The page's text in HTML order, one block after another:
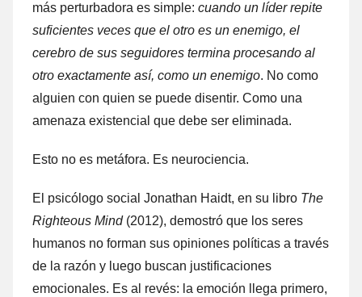
más perturbadora es simple: cuando un líder repite
suficientes veces que el otro es un enemigo, el
cerebro de sus seguidores termina procesando al
otro exactamente así, como un enemigo. No como
alguien con quien se puede disentir. Como una
amenaza existencial que debe ser eliminada.
Esto no es metáfora. Es neurociencia.
El psicólogo social Jonathan Haidt, en su libro The
Righteous Mind(2012), demostró que los seres
humanos no forman sus opiniones políticas a través
de la razón y luego buscan justificaciones
emocionales. Es al revés: la emoción llega primero,